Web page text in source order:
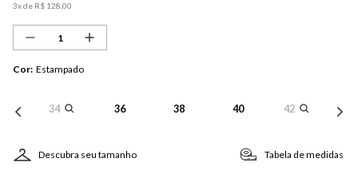
3x de R$ 128 00
Cor: Estampado
34 36 38 40 42
Descubra seu tamanho Tabela de medidas